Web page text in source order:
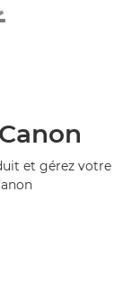
et gérez votre